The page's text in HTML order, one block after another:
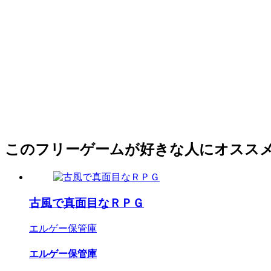
このフリーゲームが好きな人にオスス
古風で真面目なＲＰＧ
エルゲー保管庫
エルゲー保管庫